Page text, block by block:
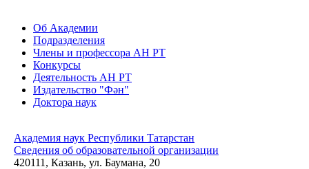
Об Академии
Подразделения
Члены и профессора АН РТ
Конкурсы
Деятельность АН РТ
Издательство "Фән"
Доктора наук
Академия наук Республики Татарстан
Сведения об образовательной организации
420111, Казань, ул. Баумана, 20